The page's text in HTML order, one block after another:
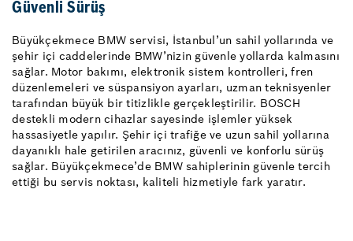
Güvenli Sürüş
Büyükçekmece BMW servisi, İstanbul’un sahil yollarında ve
şehir içi caddelerinde BMW’nizin güvenle yollarda kalmasını
sağlar. Motor bakımı, elektronik sistem kontrolleri, fren
düzenlemeleri ve süspansiyon ayarları, uzman teknisyenler
tarafından büyük bir titizlikle gerçekleştirilir. BOSCH
destekli modern cihazlar sayesinde işlemler yüksek
hassasiyetle yapılır. Şehir içi trafiğe ve uzun sahil yollarına
dayanıklı hale getirilen aracınız, güvenli ve konforlu sürüş
sağlar. Büyükçekmece’de BMW sahiplerinin güvenle tercih
ettiği bu servis noktası, kaliteli hizmetiyle fark yaratır.